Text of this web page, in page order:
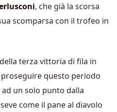
, che già la scorsa
scomparsa con il trofeo in
terza vittoria di fila in
questo periodo
un solo punto dalla
come il pane al diavolo